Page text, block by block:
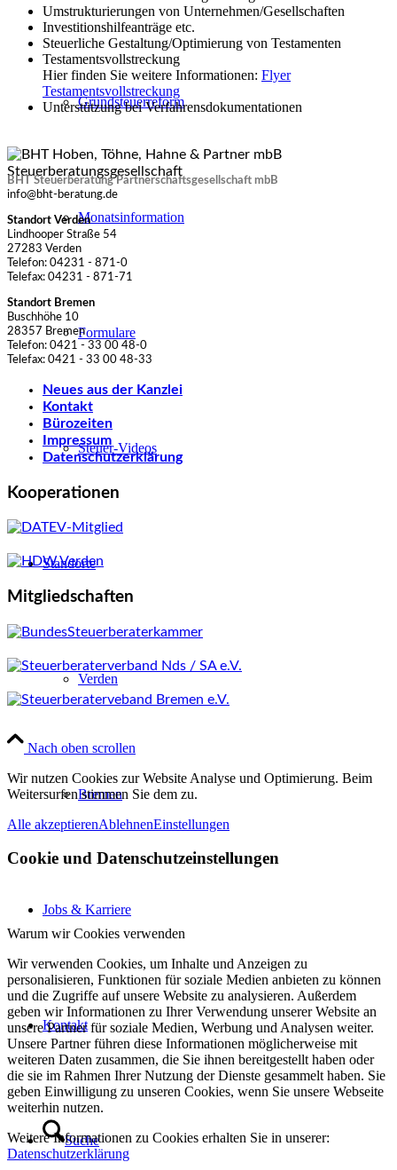
Grundsteuerreform
Monatsinformation
Formulare
Steuer-Videos
Standorte
Verden
Bremen
Jobs & Karriere
Kontakt
Suche
Umstrukturierungen von Unternehmen/Gesellschaften
Investitionshilfeanträge etc.
Steuerliche Gestaltung/Optimierung von Testamenten
Testamentsvollstreckung
Hier finden Sie weitere Informationen: Flyer
Testamentsvollstreckung
Unterstützung bei Verfahrensdokumentationen
BHT Steuerberatung Partnerschaftsgesellschaft mbB
info@bht-beratung.de
Standort Verden
Lindhooper Straße 54
27283 Verden
Telefon: 04231 - 871-0
Telefax: 04231 - 871-71
Standort Bremen
Buschhöhe 10
28357 Bremen
Telefon: 0421 - 33 00 48-0
Telefax: 0421 - 33 00 48-33
Neues aus der Kanzlei
Kontakt
Bürozeiten
Impressum
Datenschutzerklärung
Kooperationen
Mitgliedschaften
Nach oben scrollen
Wir nutzen Cookies zur Website Analyse und Optimierung. Beim
Weitersurfen stimmen Sie dem zu.
Alle akzeptierenAblehnenEinstellungen
Cookie und Datenschutzeinstellungen
Warum wir Cookies verwenden
Wir verwenden Cookies, um Inhalte und Anzeigen zu
personalisieren, Funktionen für soziale Medien anbieten zu können
und die Zugriffe auf unsere Website zu analysieren. Außerdem
geben wir Informationen zu Ihrer Verwendung unserer Website an
unsere Partner für soziale Medien, Werbung und Analysen weiter.
Unsere Partner führen diese Informationen möglicherweise mit
weiteren Daten zusammen, die Sie ihnen bereitgestellt haben oder
die sie im Rahmen Ihrer Nutzung der Dienste gesammelt haben. Sie
geben Einwilligung zu unseren Cookies, wenn Sie unsere Webseite
weiterhin nutzen.
Weitere Informationen zu Cookies erhalten Sie in unserer:
Datenschutzerklärung